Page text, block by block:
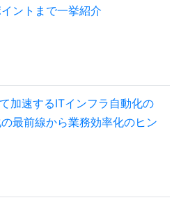
ントまで一挙紹介
加速するITインフラ自動化の
最前線から業務効率化のヒン